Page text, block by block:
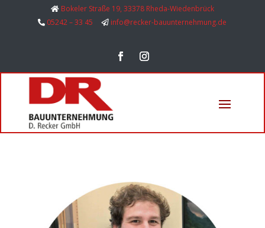
Bokeler Straße 19, 33378 Rheda-Wiedenbrück
05242 – 33 45
info@recker-bauunternehmung.de